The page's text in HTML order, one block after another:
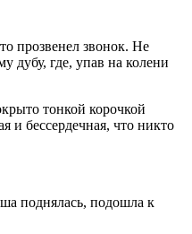
прозвенел звонок. Не
дубу, где, упав на колени
тонкой корочкой
и бессердечная, что никто
поднялась, подошла к